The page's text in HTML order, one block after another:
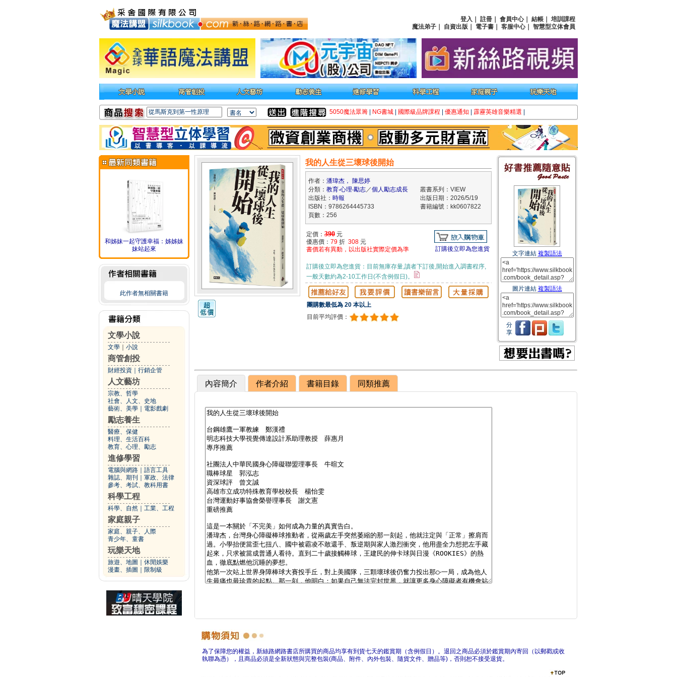
登入 註冊 會員中心｜ 結帳
培訓課程
魔法弟子
自資出版 電子書 客服中心｜ 智慧型立体會員
5050魔法眾籌 NG書城 國際級品牌課程 優惠通知 霹靂英雄音樂精選
和姊妹一起守護幸福：姊姊妹
妹站起來
此作者無相關書籍
文學小說
文學 小說
商管創投
財經投資 行銷企管
人文藝坊
宗教、哲學
社會、人文、史地
藝術、美學
電影戲劇
勵志養生
醫療、保健
料理、生活百科
教育、心理、勵志
進修學習
電腦與網路
語言工具
雜誌、期刊
軍政、法律
參考、考試、教科用書
科學工程
科學、自然 工業、工程
家庭親子
家庭、親子、人際
青少年、童書
玩樂天地
旅遊、地圖
休閒娛樂
漫畫、插圖
限制級
我的人生從三壞球後開始
作者： 潘瑋杰， 陳思婷
分類： 教育‧心理‧勵志／個人勵志成長
叢書系列：VIEW
出版社： 時報
出版日期：2026/5/19
ISBN：9786264445733
書籍編號：kk0607822
頁數：256
定價： 390 元
優惠價： 79 折 308 元
書價若有異動，以出版社實際定價為準
訂購後立即為您進貨
訂購後立即為您進貨：目前無庫存量,讀者下訂後,開始進入調書程序,
一般天數約為2-10工作日(不含例假日)。
團購數最低為 20 本以上
目前平均評價：
文字連結 複製語法
圖片連結 複製語法
分
享
內容簡介 作者介紹 書籍目錄 同類推薦
為了保障您的權益，新絲路網路書店所購買的商品均享有到貨七天的鑑賞期（含例假日）。退回之商品必須於鑑賞期內寄回（以郵戳或收
執聯為憑），且商品必須是全新狀態與完整包裝(商品、附件、內外包裝、隨貨文件、贈品等)，否則恕不接受退貨。